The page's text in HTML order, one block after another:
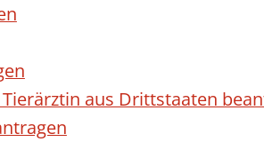
aus Drittstaaten